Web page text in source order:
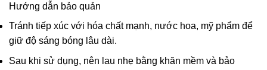
Hướng dẫn bảo quản
Tránh tiếp xúc với hóa chất mạnh, nước hoa, mỹ phẩm để
giữ độ sáng bóng lâu dài.
Sau khi sử dụng, nên lau nhẹ bằng khăn mềm và bảo